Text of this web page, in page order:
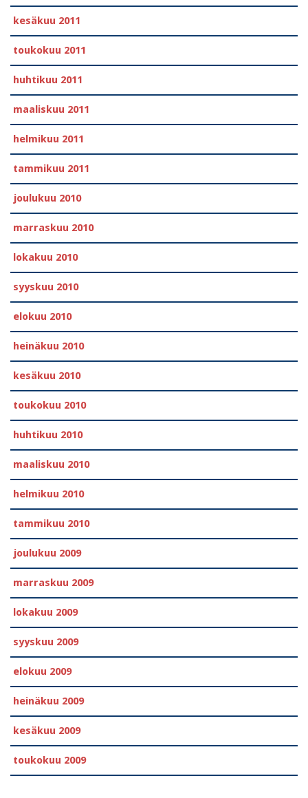
kesäkuu 2011
toukokuu 2011
huhtikuu 2011
maaliskuu 2011
helmikuu 2011
tammikuu 2011
joulukuu 2010
marraskuu 2010
lokakuu 2010
syyskuu 2010
elokuu 2010
heinäkuu 2010
kesäkuu 2010
toukokuu 2010
huhtikuu 2010
maaliskuu 2010
helmikuu 2010
tammikuu 2010
joulukuu 2009
marraskuu 2009
lokakuu 2009
syyskuu 2009
elokuu 2009
heinäkuu 2009
kesäkuu 2009
toukokuu 2009